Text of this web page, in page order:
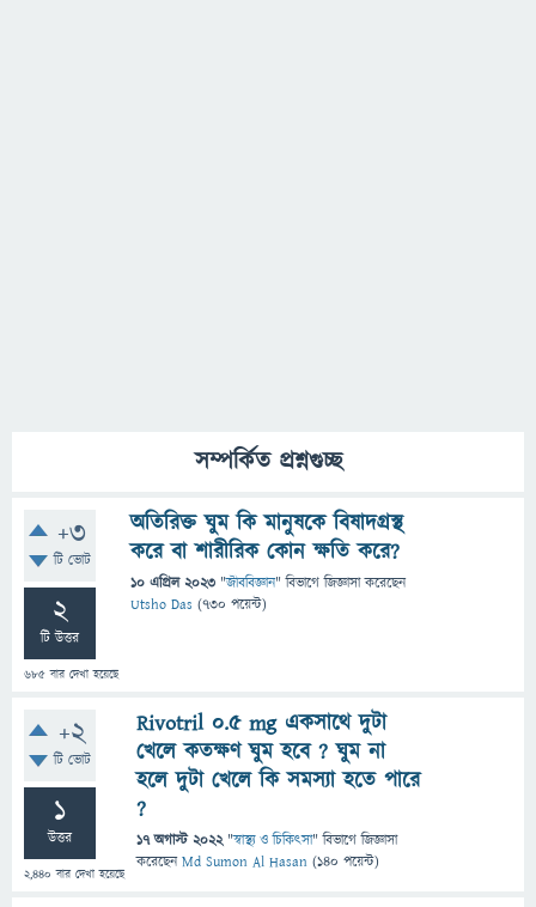
সম্পর্কিত প্রশ্নগুচ্ছ
+3
টি ভোট
2
টি উত্তর
685 বার দেখা হয়েছে
অতিরিক্ত ঘুম কি মানুষকে বিষাদগ্রস্থ
করে বা শারীরিক কোন ক্ষতি করে?
10 এপ্রিল 2023 "জীববিজ্ঞান" বিভাগে জিজ্ঞাসাকরেছেন
Utsho Das (730 পয়েন্ট)
+2
টি ভোট
1
উত্তর
2,440 বার দেখা হয়েছে
Rivotril 0.5 mg একসাথে দুটা
খেলে কতক্ষণ ঘুম হবে ? ঘুম না
হলে দুটা খেলে কি সমস্যা হতে পারে
?
17 অগাস্ট 2022 "স্বাস্থ্য ও চিকিৎসা" বিভাগে জিজ্ঞাসা
করেছেনMd Sumon Al Hasan (140 পয়েন্ট)